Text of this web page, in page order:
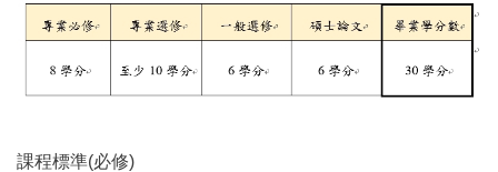
課程標準(必修)